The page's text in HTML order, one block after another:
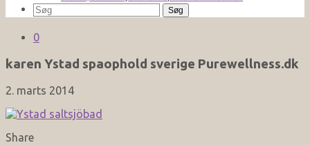
Søg
efter:
0
karen Ystad spaophold sverige Purewellness.dk
2. marts 2014
Share